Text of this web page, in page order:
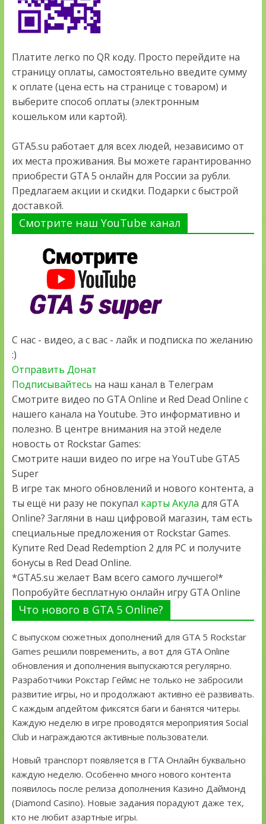
Платите легко по QR коду. Просто перейдите на
страницу оплаты, самостоятельно введите сумму
к оплате (цена есть на странице с товаром) и
выберите способ оплаты (электронным
кошельком или картой).
GTA5.su работает для всех людей, независимо от
их места проживания. Вы можете гарантированно
приобрести GTA 5 онлайн для России за рубли.
Предлагаем акции и скидки. Подарки с быстрой
доставкой.
Смотрите наш YouTube канал
С нас - видео, а с вас - лайк и подписка по желанию
:)
Отправить Донат
Подписывайтесь на наш канал в Телеграм
Смотрите видео по GTA Online и Red Dead Online с
нашего канала на Youtube. Это информативно и
полезно. В центре внимания на этой неделе
новость от Rockstar Games:
Смотрите наши видео по игре на YouTube GTA5
Super
В игре так много обновлений и нового контента, а
ты ещё ни разу не покупал карты Акула для GTA
Online? Загляни в наш цифровой магазин, там есть
специальные предложения от Rockstar Games.
Купите Red Dead Redemption 2 для PC и получите
бонусы в Red Dead Online.
*GTA5.su желает Вам всего самого лучшего!*
Попробуйте бесплатную онлайн игру GTA Online
Что нового в GTA 5 Online?
С выпуском сюжетных дополнений для GTA 5 Rockstar
Games решили повременить, а вот для GTA Online
обновления и дополнения выпускаются регулярно.
Разработчики Рокстар Геймс не только не забросили
развитие игры, но и продолжают активно её развивать.
С каждым апдейтом фиксятся баги и банятся читеры.
Каждую неделю в игре проводятся мероприятия Social
Club и награждаются активные пользователи.
Новый транспорт появляется в ГТА Онлайн буквально
каждую неделю. Особенно много нового контента
появилось после релиза дополнения Казино Даймонд
(Diamond Casino). Новые задания порадуют даже тех,
кто не любит азартные игры.